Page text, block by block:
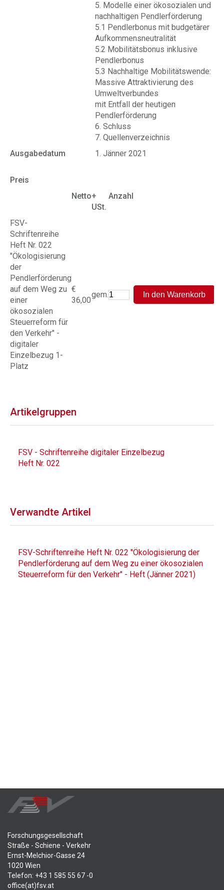
5. Modelle einer ökosozialen und
nachhaltigen Pendlerförderung
5.1 Pendlerbonus mit budgetärer
Aufkommensneutralität
5.2 Mobilitätsbonus inklusive
Pendlerbonus
5.3 Nachhaltige Mobilitätswende:
Massive Attraktivierung des
Umweltverbundes
mit Entfall der heutigen
Pendlerförderung
6. Schluss
7. Quellenverzeichnis
Ausgabedatum
1. Jänner 2021
Preis
Netto+
USt.
Anzahl
FSV-
Schriftenreihe
Heft Nr. 022
"Ökologisierung
der
Pendlerförderung
auf dem Weg zu
einer
ökosozialen
Steuerreform für
den Verkehr" -
digitaler
Einzelbezug 1-
Platz
€
36,00
gem.
Artikelgruppen
FSV - Schriftenreihe digitaler Einzelbezug
Heft Nr. 022
Verwandte Artikel
FSV-Schriftenreihe Heft Nr. 022 "Ökologisierung der
Pendlerförderung auf dem Weg zu einer ökosozialen
Steuerreform für den Verkehr" - Heft (Jänner 2021)
Forschungsgesellschaft
Straße - Schiene - Verkehr
Ernst-Melchior-Gasse 24
1020 Wien
Telefon: +43 1 585 55 67 -0
office(at)fsv.at